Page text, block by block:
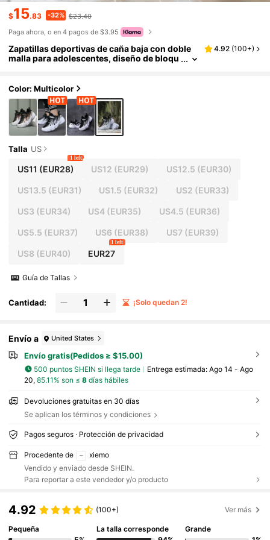
$15.83 -32% $23.40
Paga ahora, o en 4 pagos de $3.95
Zapatillas deportivas de caña baja con doble
malla para adolescentes, diseño de bloqu
poner y quitar, zapatos para estudiantes de ca
mpus
4.92 (100+)
Color: Multicolor
Talla US
US11 (EUR28)
1 left
US12 (EUR29) US12.5 (EUR30)
US13.5 (EUR31) US1.5 (EUR32) US2 (EUR33)
US3 (EUR34) US4 (EUR35) US4.5 (EUR36)
US5.5 (EUR37) US6 (EUR38) US7(EUR39)
US8 (EUR40) EUR27
1 left
Guía de Tallas
Cantidad: ¡Solo quedan 2!
Envío a United States
Envío gratis(Pedidos ≥ $15.00)
500 puntos SHEIN si llega tarde Entrega estimada: Ago 14 - Ago
20, 85.11% son ≤ 8días hábiles
Devoluciones gratuitas en 30 días
Se aplican los términos y condiciones
Pagos seguros · Protección de privacidad
Procedente de
xiemo
Vendido y enviado desde SHEIN.
Para reportar a este vendedor y/o producto
4.92 (100+) Ver más
Pequeña
La talla corresponde
Grande